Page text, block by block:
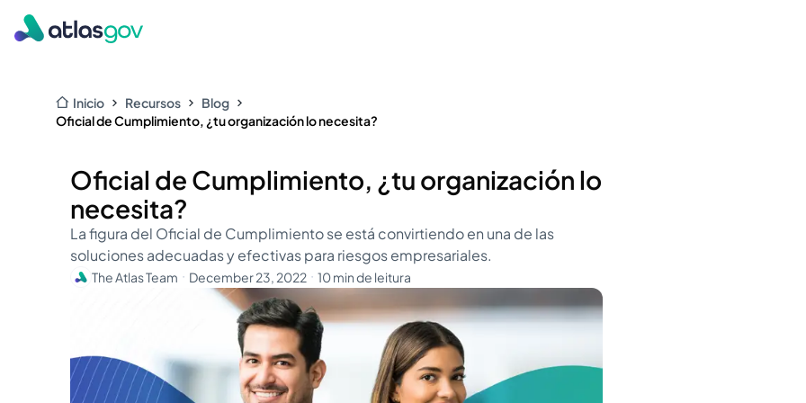
Inicio Recursos
Blog
Oficial de Cumplimiento, ¿tu organización lo necesita?
Oficial de Cumplimiento, ¿tu organización lo
necesita?
La figura del Oficial de Cumplimiento se está convirtiendo en una de las
soluciones adecuadas y efectivas para riesgos empresariales.
The Atlas Team ・ December 23, 2022 ・ 10 min de leitura